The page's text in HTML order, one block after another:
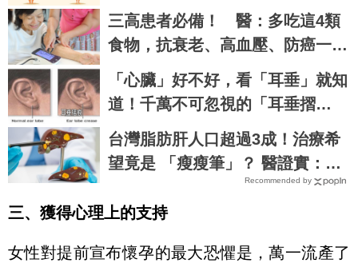
贅肉完美身材，怎麼看都是女神｜
每日健康 Health
三高患者必備！ 醫：多吃這4類
食物，抗衰老、高血壓、防癌一次
搞定
「心臟」好不好，看「耳垂」就知
道！千萬不可忽視的「耳垂摺
痕」，竟是冠狀動脈阻塞的前兆！
台灣脂肪肝人口超過3成！治療希
望竟是 「瘦瘦筆」？ 醫證實：有
Recommended by
三、獲得心理上的支持
女性對提前宣布懷孕的最大恐懼是，萬一流產了